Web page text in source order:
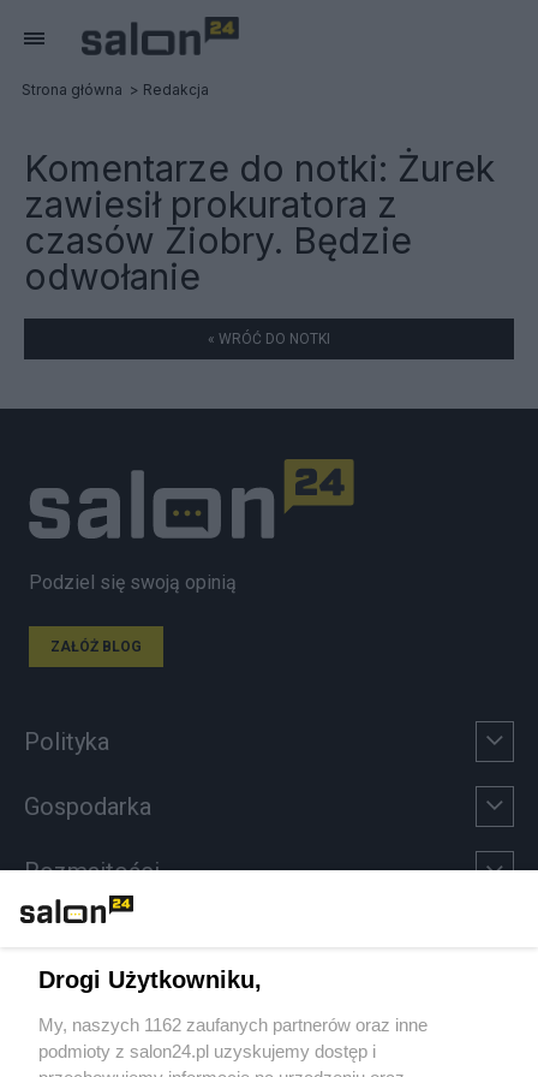
Strona główna Redakcja
Komentarze do notki: Żurek
zawiesił prokuratora z
czasów Ziobry. Będzie
odwołanie
« WRÓĆ DO NOTKI
Podziel się swoją opinią
ZAŁÓŻ BLOG
Polityka
Gospodarka
Rozmaitości
Sport
Społeczeństwo
Drogi Użytkowniku,
My, naszych 1162 zaufanych partnerów oraz inne
podmioty z salon24.pl uzyskujemy dostęp i